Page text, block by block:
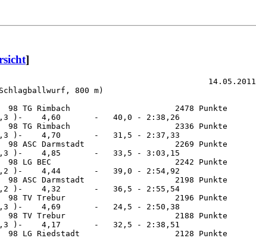
]
14.05.2011
800 m)
98 TG Rimbach                      2478 Punkte
)-    4,60       -   40,0 - 2:38,26
98 TG Rimbach                      2336 Punkte
)-    4,70       -   31,5 - 2:37,33
98 ASC Darmstadt                   2269 Punkte
)-    4,85       -   33,5 - 3:03,15
98 LG BEC                          2242 Punkte
)-    4,44       -   39,0 - 2:54,92
98 ASC Darmstadt                   2198 Punkte
)-    4,32       -   36,5 - 2:55,54
98 TV Trebur                       2196 Punkte
)-    4,69       -   24,5 - 2:50,38
98 TV Trebur                       2188 Punkte
)-    4,17       -   32,5 - 2:38,51
98 LG Riedstadt                    2128 Punkte